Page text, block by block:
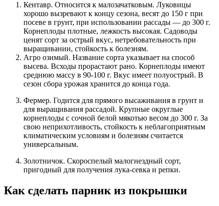
Кентавр. Относится к малозачатковым. Луковицы
хорошо вызревают к концу сезона, весят до 150 г при
посеве в грунт, при использовании рассады — до 300 г.
Корнеплоды плотные, лежкость высокая. Садоводы
ценят сорт за острый вкус, нетребовательность при
выращивании, стойкость к болезням.
Агро озимый. Название сорта указывает на способ
высева. Всходы прорастают рано. Корнеплоды имеют
среднюю массу в 90-100 г. Вкус имеет полуострый. В
сезон сбора урожая хранится до конца года.
Фермер. Годится для прямого высаживания в грунт и
для выращивания рассадой. Крупные округлые
корнеплоды с сочной белой мякотью весом до 300 г. За
свою неприхотливость, стойкость к неблагоприятным
климатическим условиям и болезням считается
универсальным.
Золотничок. Скороспелый малогнездный сорт,
пригодный для получения лука-севка и репки.
Как сделать парник из покрышки